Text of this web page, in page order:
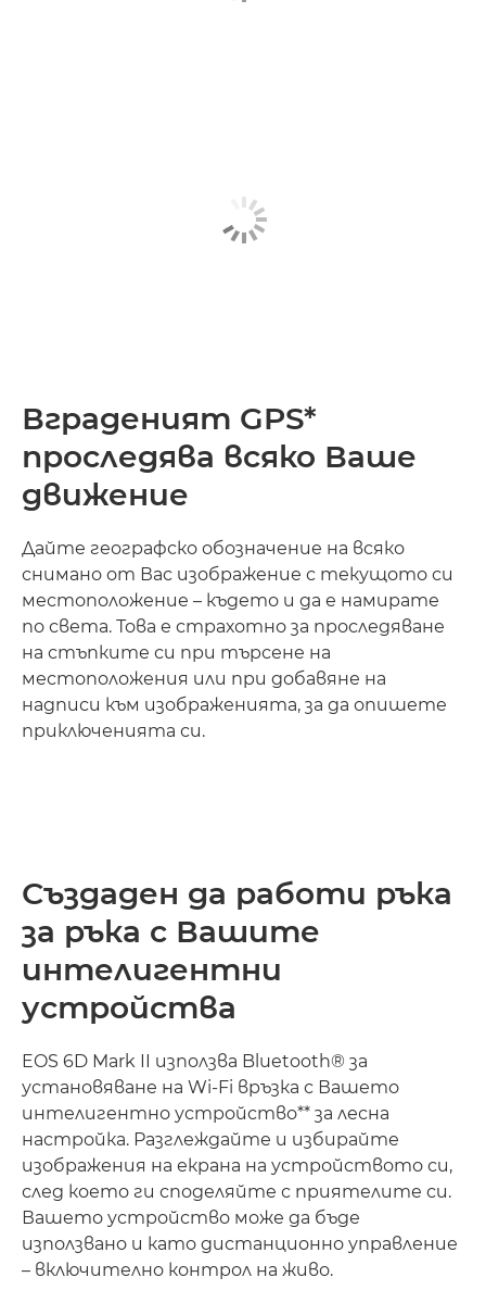
Вграденият GPS*
проследява всяко Ваше
движение
Дайте географско обозначение на всяко
снимано от Вас изображение с текущото си
местоположение – където и да е намирате
по света. Това е страхотно за проследяване
на стъпките си при търсене на
местоположения или при добавяне на
надписи към изображенията, за да опишете
приключенията си.
Създаден да работи ръка
за ръка с Вашите
интелигентни
устройства
EOS 6D Mark II използва Bluetooth® за
установяване на Wi-Fi връзка с Вашето
интелигентно устройство** за лесна
настройка. Разглеждайте и избирайте
изображения на екрана на устройството си,
след което ги споделяйте с приятелите си.
Вашето устройство може да бъде
използвано и като дистанционно управление
– включително контрол на живо.